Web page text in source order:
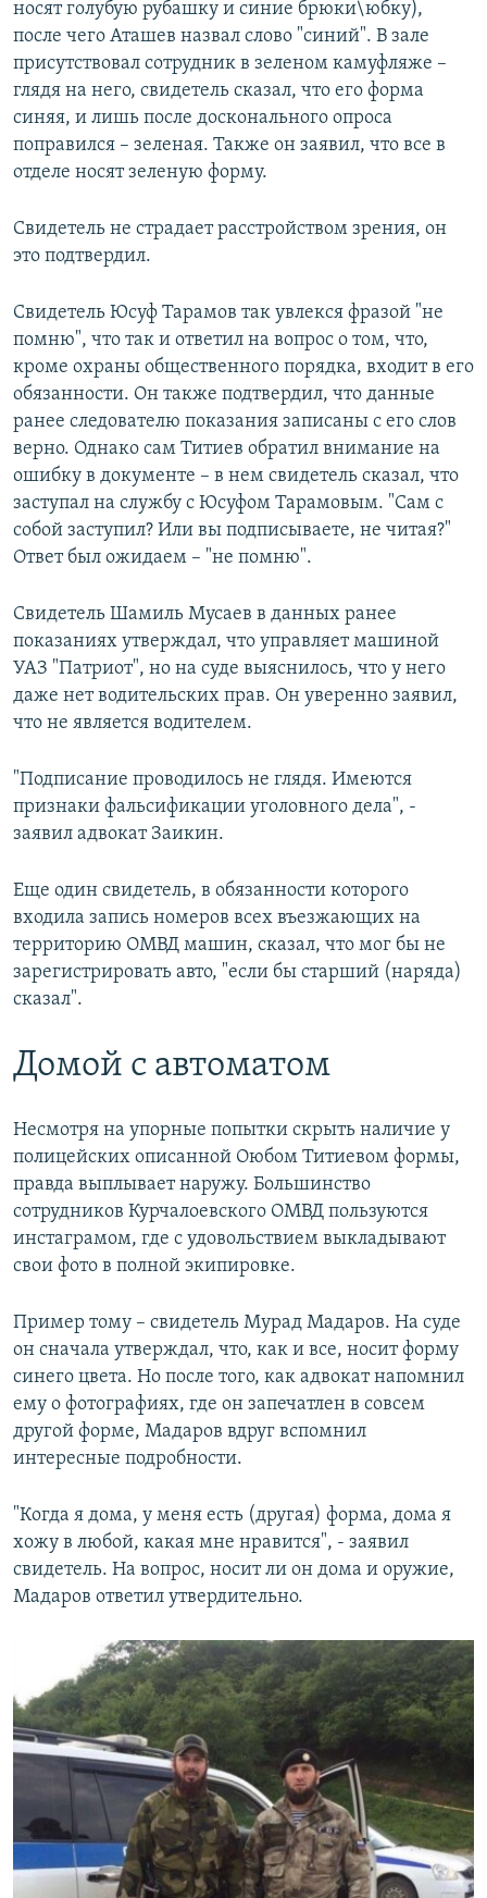
носят голубую рубашку и синие брюки\юбку),
после чего Аташев назвал слово "синий". В зале
присутствовал сотрудник в зеленом камуфляже –
глядя на него, свидетель сказал, что его форма
синяя, и лишь после досконального опроса
поправился – зеленая. Также он заявил, что все в
отделе носят зеленую форму.
Свидетель не страдает расстройством зрения, он
это подтвердил.
Свидетель Юсуф Тарамов так увлекся фразой "не
помню", что так и ответил на вопрос о том, что,
кроме охраны общественного порядка, входит в его
обязанности. Он также подтвердил, что данные
ранее следователю показания записаны с его слов
верно. Однако сам Титиев обратил внимание на
ошибку в документе – в нем свидетель сказал, что
заступал на службу с Юсуфом Тарамовым. "Сам с
собой заступил? Или вы подписываете, не читая?"
Ответ был ожидаем – "не помню".
Свидетель Шамиль Мусаев в данных ранее
показаниях утверждал, что управляет машиной
УАЗ "Патриот", но на суде выяснилось, что у него
даже нет водительских прав. Он уверенно заявил,
что не является водителем.
"Подписание проводилось не глядя. Имеются
признаки фальсификации уголовного дела", -
заявил адвокат Заикин.
Еще один свидетель, в обязанности которого
входила запись номеров всех въезжающих на
территорию ОМВД машин, сказал, что мог бы не
зарегистрировать авто, "если бы старший (наряда)
сказал".
Домой с автоматом
Несмотря на упорные попытки скрыть наличие у
полицейских описанной Оюбом Титиевом формы,
правда выплывает наружу. Большинство
сотрудников Курчалоевского ОМВД пользуются
инстаграмом, где с удовольствием выкладывают
свои фото в полной экипировке.
Пример тому – свидетель Мурад Мадаров. На суде
он сначала утверждал, что, как и все, носит форму
синего цвета. Но после того, как адвокат напомнил
ему о фотографиях, где он запечатлен в совсем
другой форме, Мадаров вдруг вспомнил
интересные подробности.
"Когда я дома, у меня есть (другая) форма, дома я
хожу в любой, какая мне нравится", - заявил
свидетель. На вопрос, носит ли он дома и оружие,
Мадаров ответил утвердительно.